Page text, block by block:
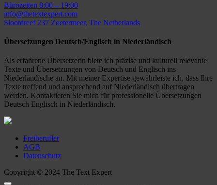
Bürozeiten 8:00 – 19:00
info@thetextexpert.com
Slootdreef 237 Zoetermeer, The Netherlands
Übersetzungen Deutsch/Englisch in Niederländisch
Als erfahrene Übersetzerin biete ich präzise und kulturell relevante
Texte und Übersetzungen von Deutsch und Englisch ins
Niederländische an. Mit meiner Expertise gewährleiste ich, dass Ihre
Texte treffend und ansprechend auf Niederländisch übertragen
werden. Kontaktieren Sie mich für professionelle Übersetzungen
Deutsch Englisch in Niederländisch.
Freiberufler
AGB
Datenschutz
Copyright © 2024 The Text Expert